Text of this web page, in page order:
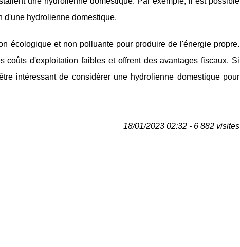
d'une hydrolienne domestique.
écologique et non polluante pour produire de l'énergie propre.
coûts d'exploitation faibles et offrent des avantages fiscaux. Si
intéressant de considérer une hydrolienne domestique pour
18/01/2023 02:32 - 6 882 visites